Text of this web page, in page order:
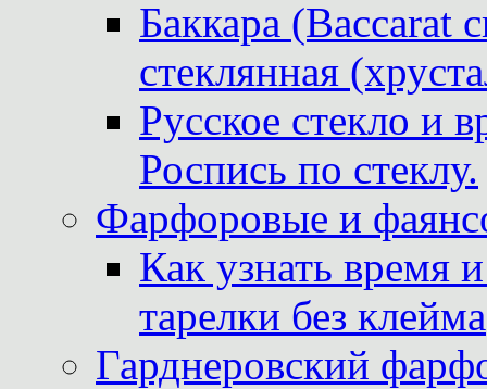
Баккара (Baccarat
стеклянная
Русское стекло и
Роспись по стеклу.
Фарфоровые и
Как узнать время
тарелки без клейма
Гарднеровский